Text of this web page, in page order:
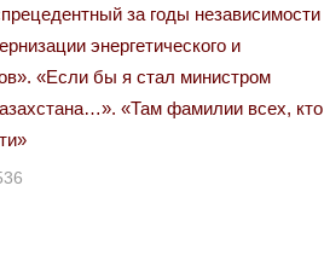
за годы независимости
энергетического и
«Если бы я стал министром
«Там фамилии всех, кто